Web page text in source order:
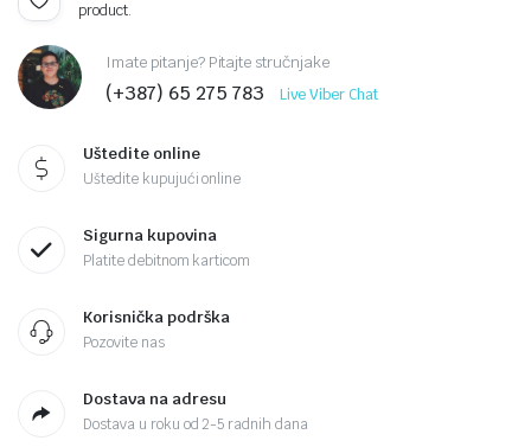
product.
Imate pitanje? Pitajte stručnjake
(+387) 65 275 783 Live Viber Chat
Uštedite online
Uštedite kupujući online
Sigurna kupovina
Platite debitnom karticom
Korisnička podrška
Pozovite nas
Dostava na adresu
Dostava u roku od 2-5 radnih dana